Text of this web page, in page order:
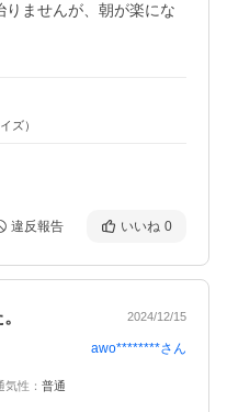
ませんが、朝が楽にな
ズ）
違反報告 いいね 0
2024/12/15
awo********さん
気性 ： 普通